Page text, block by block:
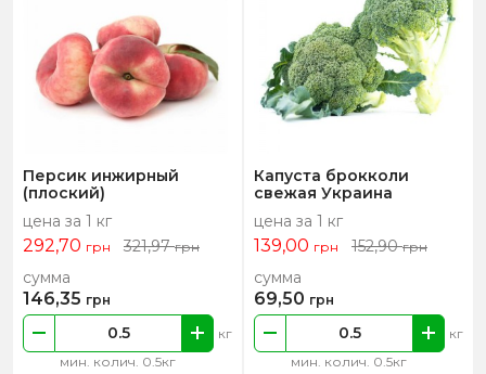
Персик инжирный
(плоский)
цена за 1 кг
292,70 грн 321,97грн
мин. колич. 0.5кг
кг
сумма
146,35 грн
Капуста брокколи
свежая Украина
цена за 1 кг
139,00 грн 152,90грн
мин. колич. 0.5кг
кг
сумма
69,50 грн